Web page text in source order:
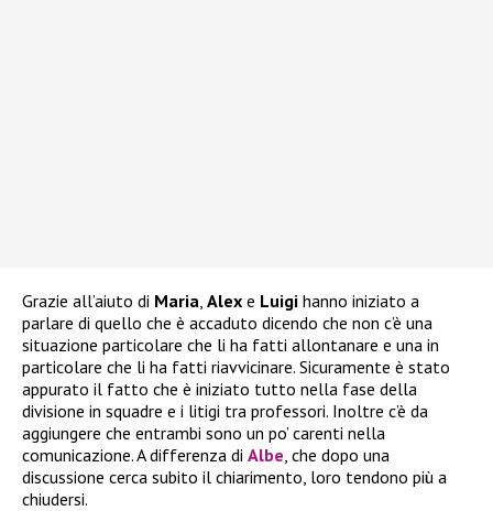
Grazie all’aiuto di Maria Alex e Luigi hanno iniziato a
parlare di quello che è accaduto dicendo che non c’è una
situazione particolare che li ha fatti allontanare e una in
particolare che li ha fatti riavvicinare. Sicuramente è stato
appurato il fatto che è iniziato tutto nella fase della
divisione in squadre e i litigi tra professori. Inoltre c’è da
aggiungere che entrambi sono un po’ carenti nella
comunicazione. A differenza di Albe , che dopo una
discussione cerca subito il chiarimento, loro tendono più a
chiudersi.